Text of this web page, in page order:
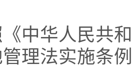
华人民共和
理法实施条